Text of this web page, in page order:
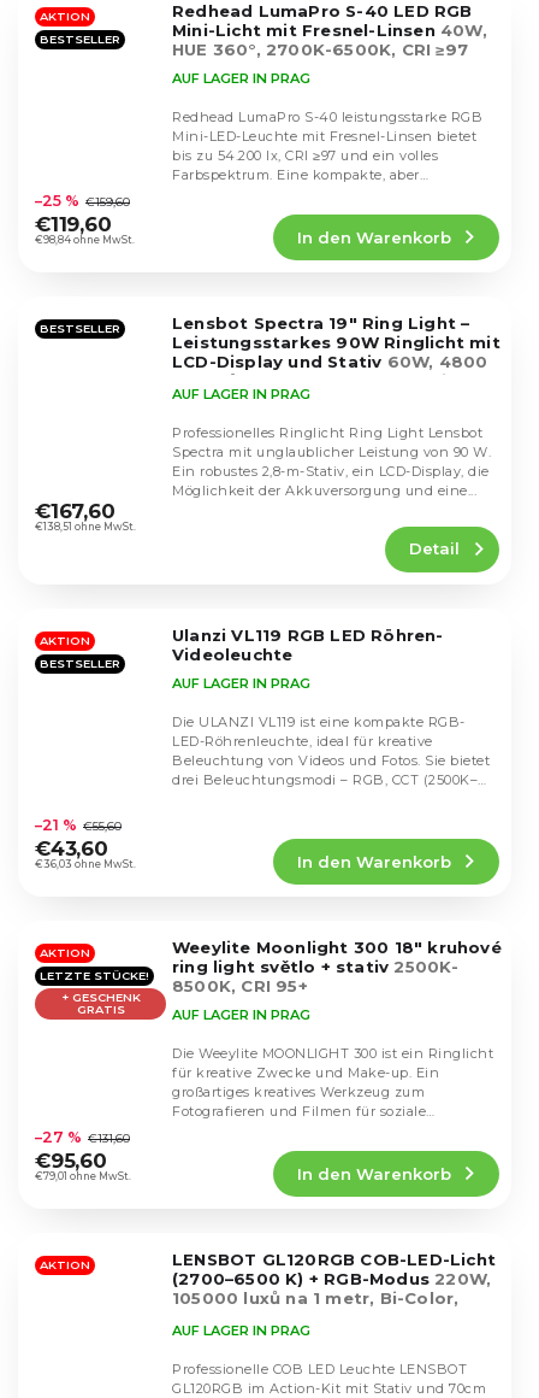
Sternen.
AKTION
BESTSELLER
Redhead LumaPro S-40 LED RGB
Mini-Licht mit Fresnel-Linsen 40W,
HUE 360°, 2700K-6500K, CRI ≥97
durchschnittliche
Produktbewertung
ist
Sternen.
AUF LAGER IN PRAG
€98,84 ohne MwSt.
–25 % €159,60
€119,60
In den Warenkorb
Redhead LumaPro S-40 leistungsstarke RGB
Mini-LED-Leuchte mit Fresnel-Linsen bietet
bis zu 54.200 lx, CRI ≥97 und ein volles
Farbspektrum. Eine kompakte, aber
BESTSELLER
Lensbot Spectra 19" Ring Light –
Leistungsstarkes 90W Ringlicht mit
LCD-Display und Stativ 60W, 4800
lumenů, 3200-5600K, RGB režim
durchschnittliche
Produktbewertung
Sternen.
AUF LAGER IN PRAG
€138,51 ohne MwSt.
€167,60
Detail
Professionelles Ringlicht Ring Light Lensbot
Spectra mit unglaublicher Leistung von 90 W.
Ein robustes 2,8-m-Stativ, ein LCD-Display, die
Möglichkeit der Akkuversorgung und eine...
AKTION
BESTSELLER
Ulanzi VL119 RGB LED Röhren-
Videoleuchte
durchschnittliche
Produktbewertung
ist
Sternen.
AUF LAGER IN PRAG
€36,03 ohne MwSt.
–21 % €55,60
€43,60
In den Warenkorb
Die ULANZI VL119 ist eine kompakte RGB-
LED-Röhrenleuchte, ideal für kreative
Beleuchtung von Videos und Fotos. Sie bietet
drei Beleuchtungsmodi – RGB, CCT (2500K–
AKTION
LETZTE STÜCKE!
+ GESCHENK
GRATIS
Weeylite Moonlight 300 18" kruhové
ring light světlo + stativ 2500K-
8500K, CRI 95+
durchschnittliche
Produktbewertung
ist
Sternen.
AUF LAGER IN PRAG
€79,01 ohne MwSt.
–27 % €131,60
€95,60
In den Warenkorb
Die Weeylite MOONLIGHT 300 ist ein Ringlicht
für kreative Zwecke und Make-up. Ein
großartiges kreatives Werkzeug zum
Fotografieren und Filmen für soziale
AKTION
LENSBOT GL120RGB COB-LED-Licht
(2700–6500 K) + RGB-Modus 220W,
105000 luxů na 1 metr, Bi-Color,
AUF LAGER IN PRAG
Professionelle COB LED Leuchte LENSBOT
GL120RGB im Action-Kit mit Stativ und 70cm